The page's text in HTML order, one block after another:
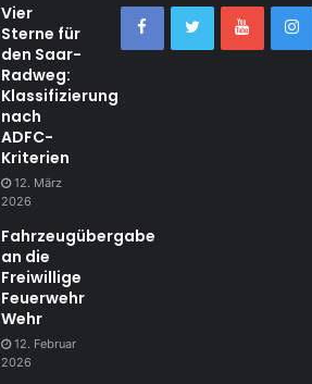
Vier
Sterne für
den Saar-
Radweg:
Klassifizierung
nach
ADFC-
Kriterien
12. März
2026
Fahrzeugübergabe
an die
Freiwillige
Feuerwehr
Wehr
12. Februar
2026